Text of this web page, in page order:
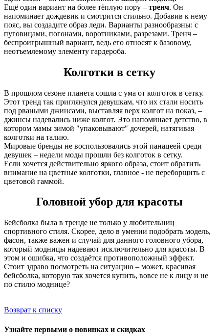
Ещё один вариант на более тёплую пору – тренч. Он
напоминает дождевик и смотрится стильно. Добавив к нему
пояс, вы создадите образ леди. Варианты разнообразны: с
пуговицами, погонами, воротниками, разрезами. Тренч –
беспроигрышный вариант, ведь его относят к базовому,
неотъемлемому элементу гардероба.
Колготки в сетку
В прошлом сезоне планета сошла с ума от колготок в сетку.
Этот тренд так приглянулся девушкам, что их стали носить
под рваными джинсами, выставляя верх колгот на показ, –
джинсы надевались ниже колгот. Это напоминает детство, в
котором мамы зимой "упаковывают" дочерей, натягивая
колготки на талию.
Мировые бренды не воспользовались этой панацеей среди
девушек – недели моды прошли без колготок в сетку.
Если хочется действительно яркого образа, стоит обратить
внимание на цветные колготки, главное - не переборщить с
цветовой гаммой.
Головной убор для красоты
Бейсболка была в тренде не только у любительниц
спортивного стиля. Скорее, дело в умении подобрать модель,
фасон, также важен и случай для данного головного убора,
который модницы надевают исключительно для красоты. В
этом и ошибка, что создаётся противоположный эффект.
Стоит здраво посмотреть на ситуацию – может, красивая
бейсболка, которую так хочется купить, вовсе не к лицу и не
по стилю моднице?
Возврат к списку
Узнайте первыми о новинках и скидках